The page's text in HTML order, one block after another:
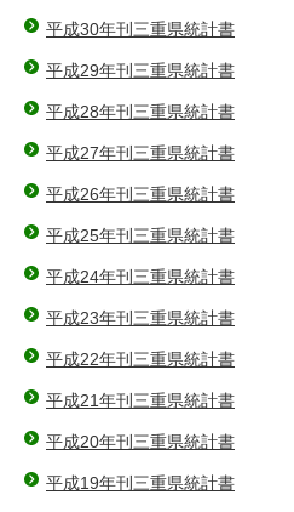
平成30年刊三重県統計書
平成29年刊三重県統計書
平成28年刊三重県統計書
平成27年刊三重県統計書
平成26年刊三重県統計書
平成25年刊三重県統計書
平成24年刊三重県統計書
平成23年刊三重県統計書
平成22年刊三重県統計書
平成21年刊三重県統計書
平成20年刊三重県統計書
平成19年刊三重県統計書